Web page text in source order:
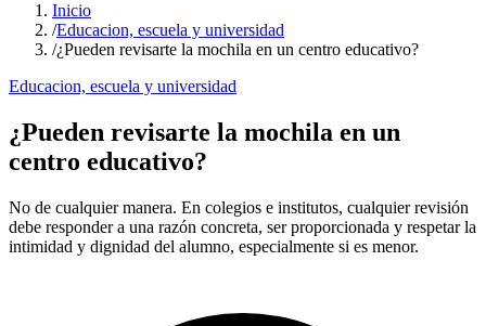
Inicio
/Educacion, escuela y universidad
/¿Pueden revisarte la mochila en un centro educativo?
Educacion, escuela y universidad
¿Pueden revisarte la mochila en un
centro educativo?
No de cualquier manera. En colegios e institutos, cualquier revisión
debe responder a una razón concreta, ser proporcionada y respetar la
intimidad y dignidad del alumno, especialmente si es menor.